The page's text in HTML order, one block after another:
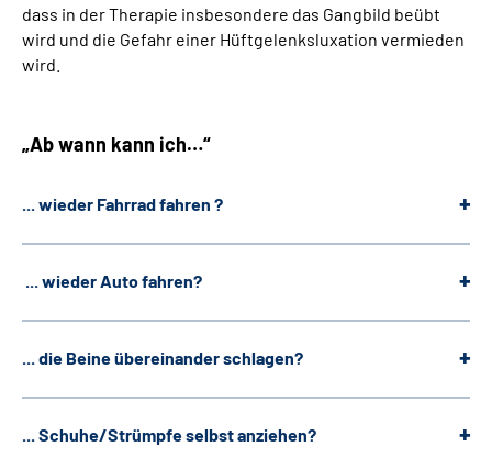
dass in der Therapie insbesondere das Gangbild beübt
wird und die Gefahr einer Hüftgelenksluxation vermieden
wird.
„Ab wann kann ich…“
... wieder Fahrrad fahren ?
... wieder Auto fahren?
... die Beine übereinander schlagen?
... Schuhe/Strümpfe selbst anziehen?